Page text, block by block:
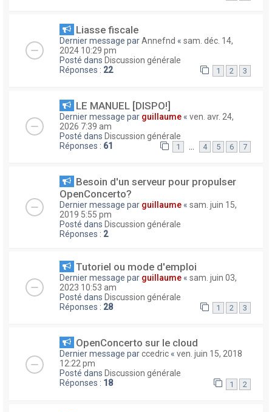
Liasse fiscale
Dernier message parAnnefnd « sam. déc. 14,
2024 10:29 pm
Posté dans Discussion générale
Réponses : 22 1 2 3
LE MANUEL [DISPO!]
Dernier message par guillaume « ven. avr. 24,
2026 7:39 am
Posté dans Discussion générale
Réponses : 61 1 … 4 5 6 7
Besoin d'un serveur pour propulser
OpenConcerto?
Dernier message par guillaume « sam. juin 15,
2019 5:55 pm
Posté dans Discussion générale
Réponses : 2
Tutoriel ou mode d'emploi
Dernier message par guillaume « sam. juin 03,
2023 10:53 am
Posté dans Discussion générale
Réponses : 28 1 2 3
OpenConcerto sur le cloud
Dernier message parccedric « ven. juin 15, 2018
12:22 pm
Posté dans Discussion générale
Réponses : 18 1 2